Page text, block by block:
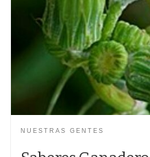
NUESTRAS GENTES